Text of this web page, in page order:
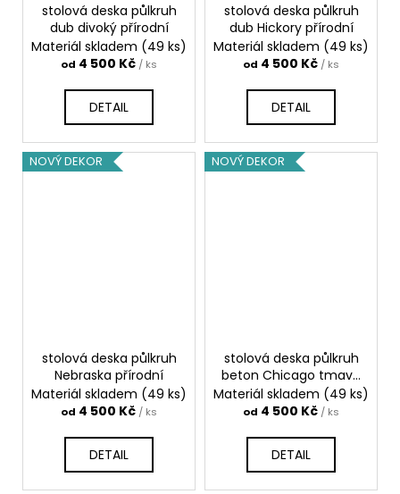
stolová deska půlkruh
dub divoký přírodní
Materiál skladem (49 ks)
od 4 500 Kč / ks
DETAIL
stolová deska půlkruh
dub Hickory přírodní
Materiál skladem (49 ks)
od 4 500 Kč / ks
DETAIL
NOVÝ DEKOR
stolová deska půlkruh
Nebraska přírodní
Materiál skladem (49 ks)
od 4 500 Kč / ks
DETAIL
NOVÝ DEKOR
stolová deska půlkruh
beton Chicago tmavě
šedý
Materiál skladem (49 ks)
od 4 500 Kč / ks
DETAIL